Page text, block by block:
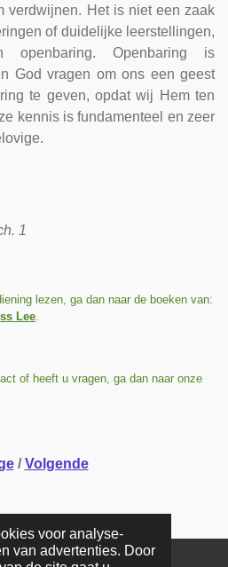
voor analyse-
van advertenties. Door
verdwijnen. Het is niet een zaak
of duidelijke leerstellingen,
Openbaring is
God vragen om ons een geest
te geven, opdat wij Hem ten
kennis is fundamenteel en zeer
1
lezen, ga dan naar de boeken van:
Lee.
of heeft u vragen, ga dan naar onze
/Volgende